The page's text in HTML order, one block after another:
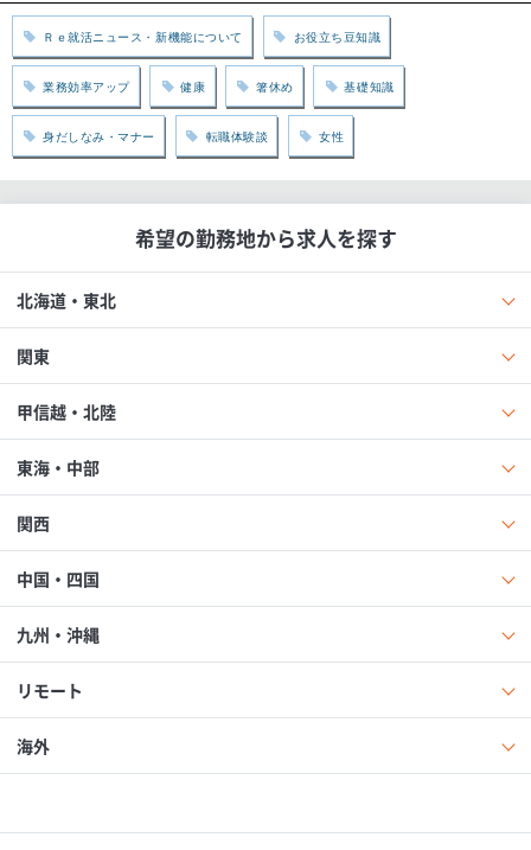
Ｒｅ就活ニュース・新機能について お役立ち豆知識
業務効率アップ 健康 箸休め 基礎知識
身だしなみ・マナー 転職体験談 女性
希望の勤務地から求人を探す
北海道・東北
関東
甲信越・北陸
東海・中部
関西
中国・四国
九州・沖縄
リモート
海外